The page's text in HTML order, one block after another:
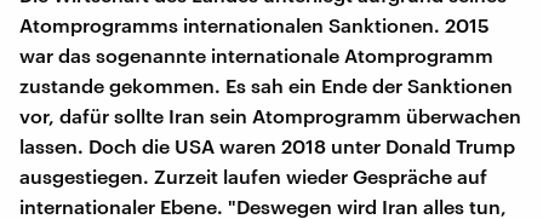
Atomprogramms internationalen Sanktionen. 2015
war das sogenannte internationale Atomprogramm
zustande gekommen. Es sah ein Ende der Sanktionen
vor, dafür sollte Iran sein Atomprogramm überwachen
lassen. Doch die USA waren 2018 unter Donald Trump
ausgestiegen. Zurzeit laufen wieder Gespräche auf
internationaler Ebene. "Deswegen wird Iran alles tun,